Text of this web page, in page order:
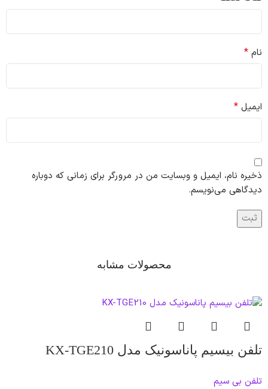
نام *
ایمیل *
ذخیره نام، ایمیل و وبسایت من در مرورگر برای زمانی که دوباره
دیدگاهی می‌نویسم.
محصولات مشابه
تلفن بیسیم پاناسونیک مدل KX-TGE210
تلفن بی سیم